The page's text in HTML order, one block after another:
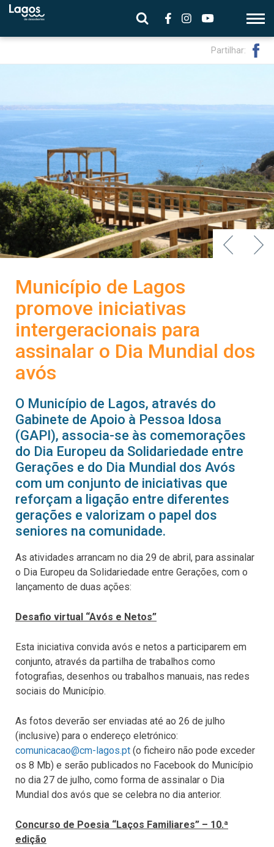
Partilhar:
Município de Lagos
promove iniciativas
intergeracionais para
assinalar o Dia Mundial dos
avós
O Município de Lagos, através do
Gabinete de Apoio à Pessoa Idosa
(GAPI), associa-se às comemorações
do Dia Europeu da Solidariedade entre
Gerações e do Dia Mundial dos Avós
com um conjunto de iniciativas que
reforçam a ligação entre diferentes
gerações e valorizam o papel dos
seniores na comunidade.
As atividades arrancam no dia 29 de abril, para assinalar
o Dia Europeu da Solidariedade entre Gerações, com o
lançamento de duas ações:
Desafio virtual “Avós e Netos”
Esta iniciativa convida avós e netos a participarem em
conjunto, através da partilha de trabalhos como
fotografias, desenhos ou trabalhos manuais, nas redes
sociais do Município.
As fotos deverão ser enviadas até ao 26 de julho
(inclusive) para o endereço eletrónico:
comunicacao@cm-lagos.pt (o ficheiro não pode exceder
os 8 Mb) e serão publicados no Facebook do Município
no dia 27 de julho, como forma de assinalar o Dia
Mundial dos avós que se celebra no dia anterior.
Concurso de Poesia “Laços Familiares” – 10.ª
edição